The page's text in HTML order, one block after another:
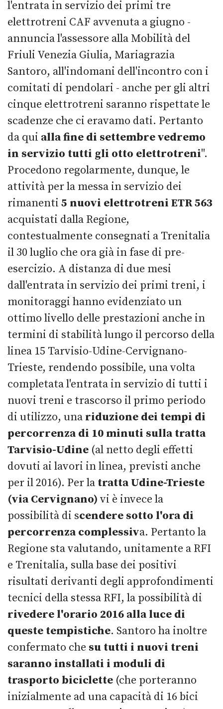
l'entrata in servizio dei primi tre
elettrotreni CAF avvenuta a giugno -
annuncia l'assessore alla Mobilità del
Friuli Venezia Giulia, Mariagrazia
Santoro, all'indomani dell'incontro con i
comitati di pendolari - anche per gli altri
cinque elettrotreni saranno rispettate le
scadenze che ci eravamo dati. Pertanto
da qui alla fine di settembre vedremo
in servizio tutti gli otto elettrotreni".
Procedono regolarmente, dunque, le
attività per la messa in servizio dei
rimanenti 5 nuovi elettrotreni ETR 563
acquistati dalla Regione,
contestualmente consegnati a Trenitalia
il 30 luglio che ora già in fase di pre-
esercizio. A distanza di due mesi
dall'entrata in servizio dei primi treni, i
monitoraggi hanno evidenziato un
ottimo livello delle prestazioni anche in
termini di stabilità lungo il percorso della
linea 15 Tarvisio-Udine-Cervignano-
Trieste, rendendo possibile, una volta
completata l'entrata in servizio di tutti i
nuovi treni e trascorso il primo periodo
di utilizzo, una riduzione dei tempi di
percorrenza di 10 minuti sulla tratta
Tarvisio-Udine (al netto degli effetti
dovuti ai lavori in linea, previsti anche
per il 2016). Per la tratta Udine-Trieste
(via Cervignano) vi è invece la
possibilità di scendere sotto l'ora di
percorrenza complessiva. Pertanto la
Regione sta valutando, unitamente a RFI
e Trenitalia, sulla base dei positivi
risultati derivanti degli approfondimenti
tecnici della stessa RFI, la possibilità di
rivedere l'orario 2016 alla luce di
queste tempistiche. Santoro ha inoltre
confermato che su tutti i nuovi treni
saranno installati i moduli di
trasporto biciclette (che porteranno
inizialmente ad una capacità di 16 bici